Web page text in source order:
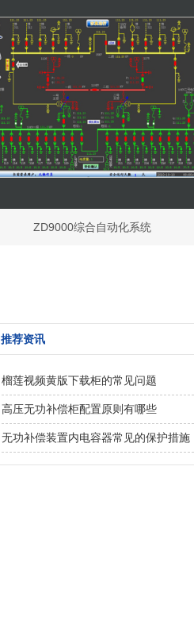
ZD9000综合自动化系统
推荐资讯
榴莲视频黄版下载柜的常见问题
高压无功补偿柜配置原则有哪些
无功补偿装置内电容器常见的保护措施